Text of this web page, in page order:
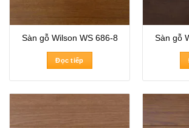
Sàn gỗ Wilson WS 686-8
Đọc tiếp
Sàn gỗ